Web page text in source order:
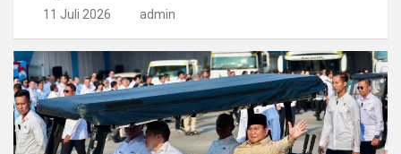
11 Juli 2026 admin